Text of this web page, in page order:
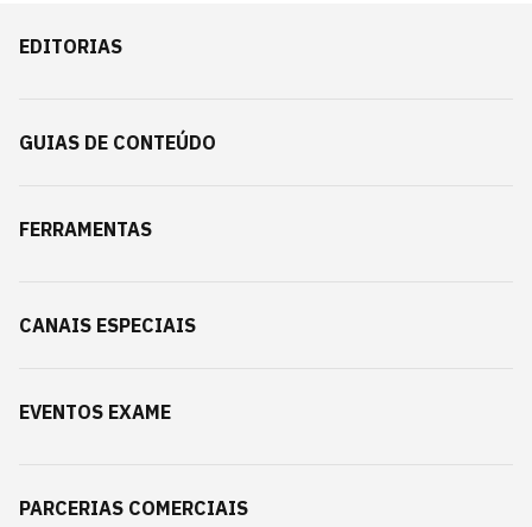
EDITORIAS
GUIAS DE CONTEÚDO
FERRAMENTAS
CANAIS ESPECIAIS
EVENTOS EXAME
PARCERIAS COMERCIAIS